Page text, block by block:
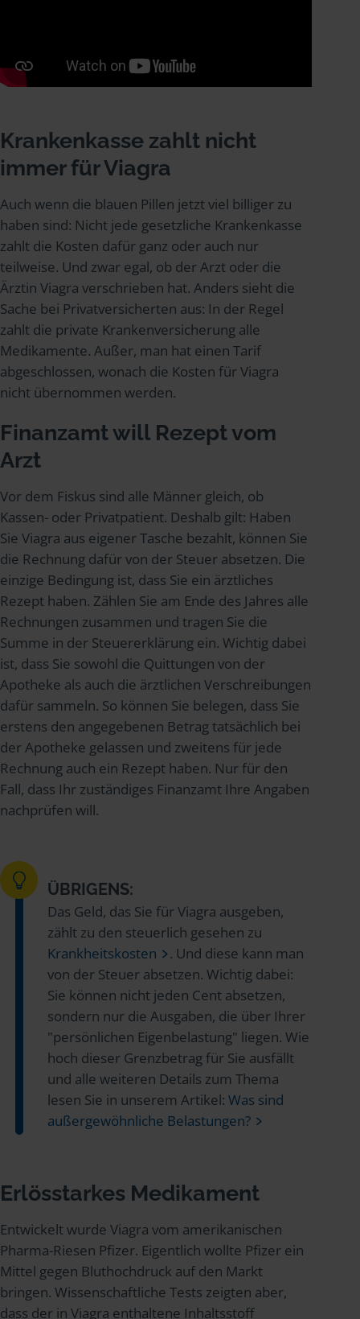
Krankenkasse zahlt nicht
immer für Viagra
Auch wenn die blauen Pillen jetzt viel billiger zu
haben sind: Nicht jede gesetzliche Krankenkasse
zahlt die Kosten dafür ganz oder auch nur
teilweise. Und zwar egal, ob der Arzt oder die
Ärztin Viagra verschrieben hat. Anders sieht die
Sache bei Privatversicherten aus: In der Regel
zahlt die private Krankenversicherung alle
Medikamente. Außer, man hat einen Tarif
abgeschlossen, wonach die Kosten für Viagra
nicht übernommen werden.
Finanzamt will Rezept vom
Arzt
Vor dem Fiskus sind alle Männer gleich, ob
Kassen- oder Privatpatient. Deshalb gilt: Haben
Sie Viagra aus eigener Tasche bezahlt, können Sie
die Rechnung dafür von der Steuer absetzen. Die
einzige Bedingung ist, dass Sie ein ärztliches
Rezept haben. Zählen Sie am Ende des Jahres alle
Rechnungen zusammen und tragen Sie die
Summe in der Steuererklärung ein. Wichtig dabei
ist, dass Sie sowohl die Quittungen von der
Apotheke als auch die ärztlichen Verschreibungen
dafür sammeln. So können Sie belegen, dass Sie
erstens den angegebenen Betrag tatsächlich bei
der Apotheke gelassen und zweitens für jede
Rechnung auch ein Rezept haben. Nur für den
Fall, dass Ihr zuständiges Finanzamt Ihre Angaben
nachprüfen will.
ÜBRIGENS:
Das Geld, das Sie für Viagra ausgeben,
zählt zu den steuerlich gesehen zu
Krankheitskosten
. Und diese kann man
von der Steuer absetzen. Wichtig dabei:
Sie können nicht jeden Cent absetzen,
sondern nur die Ausgaben, die über Ihrer
"persönlichen Eigenbelastung" liegen. Wie
hoch dieser Grenzbetrag für Sie ausfällt
und alle weiteren Details zum Thema
lesen Sie in unserem Artikel: Was sind
außergewöhnliche Belastungen?
Erlösstarkes Medikament
Entwickelt wurde Viagra vom amerikanischen
Pharma-Riesen Pfizer. Eigentlich wollte Pfizer ein
Mittel gegen Bluthochdruck auf den Markt
bringen. Wissenschaftliche Tests zeigten aber,
dass der in Viagra enthaltene Inhaltsstoff